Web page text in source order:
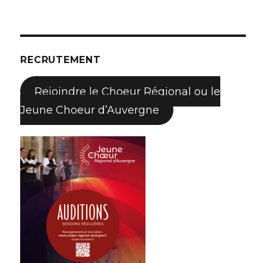
RECRUTEMENT
Rejoindre le Choeur Régional ou le
Jeune Choeur d’Auvergne